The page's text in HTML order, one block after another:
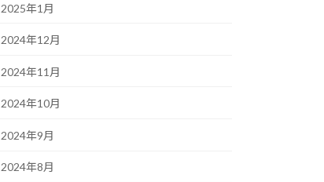
2025年1月
2024年12月
2024年11月
2024年10月
2024年9月
2024年8月